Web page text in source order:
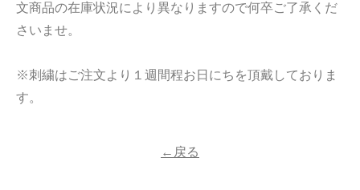
International Shipping
今治タオルについて
文商品の在庫状況により異なりますので何卒ご了承くだ
さいませ。
※刺繍はご注文より１週間程お日にちを頂戴しておりま
す。
←戻る